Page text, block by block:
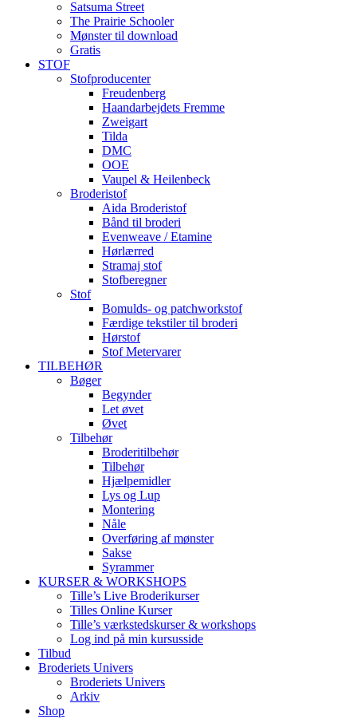
Satsuma Street
The Prairie Schooler
Mønster til download
Gratis
STOF
Stofproducenter
Freudenberg
Haandarbejdets Fremme
Zweigart
Tilda
DMC
OOE
Vaupel & Heilenbeck
Broderistof
Aida Broderistof
Bånd til broderi
Evenweave / Etamine
Hørlærred
Stramaj stof
Stofberegner
Stof
Bomulds- og patchworkstof
Færdige tekstiler til broderi
Hørstof
Stof Metervarer
TILBEHØR
Bøger
Begynder
Let øvet
Øvet
Tilbehør
Broderitilbehør
Tilbehør
Hjælpemidler
Lys og Lup
Montering
Nåle
Overføring af mønster
Sakse
Syrammer
KURSER & WORKSHOPS
Tille’s Live Broderikurser
Tilles Online Kurser
Tille’s værkstedskurser & workshops
Log ind på min kursusside
Tilbud
Broderiets Univers
Broderiets Univers
Arkiv
Shop